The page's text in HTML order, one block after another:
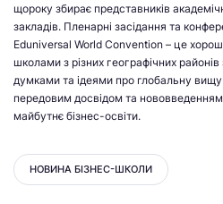
щороку збирає представників
закладів. Пленарні засідання та
Eduniversal World Convention – це
школами з різних географічних районів
думками та ідеями про глобальну вищу
передовим досвідом та
майбутнє бізнес-освіти.
НОВИНА БІЗНЕС-ШКОЛИ